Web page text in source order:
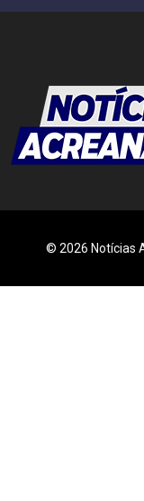
© 2026 Notícias